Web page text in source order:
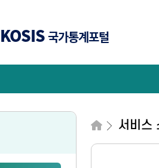
KOSIS국가통계포털
서비스